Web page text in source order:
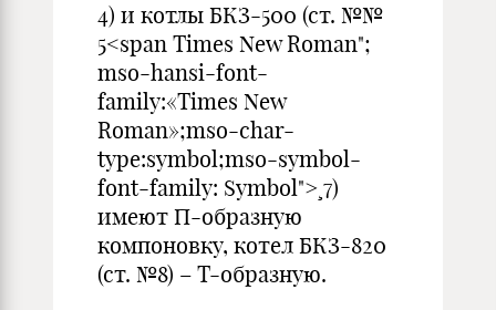
4) и котлы БКЗ-500 (ст. №№
5<span Times New Roman";
mso-hansi-font-
family:«Times New
Roman»;mso-char-
type:symbol;mso-symbol-
font-family: Symbol">¸7)
имеют П-образную
компоновку, котел БКЗ-820
(ст. №8) – Т-образную.